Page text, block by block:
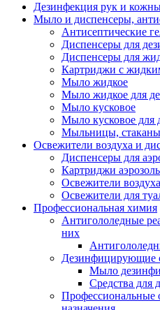
Дезинфекция рук и
Мыло и диспенсеры,
Антисептические
Диспенсеры для
Диспенсеры для
Картриджи с
Мыло жидкое
Мыло жидкое для
Мыло кусковое
Мыло кусковое для
Мыльницы,
Освежители воздуха и
Диспенсеры для
Картриджи
Освежители воздуха
Освежители для
Профессиональная химия
Антигололедные
них
Дезинфицирующие
Мыло
Средства для
Профессиональные